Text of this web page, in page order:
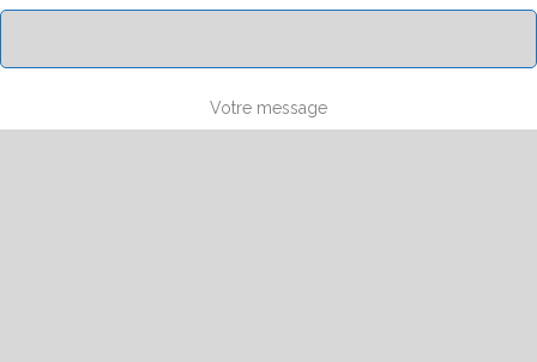
Votre message